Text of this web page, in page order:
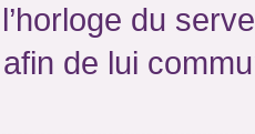
du
de lui